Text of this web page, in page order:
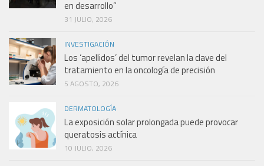
en desarrollo”
31 JULIO, 2026
INVESTIGACIÓN
Los ‘apellidos’ del tumor revelan la clave del
tratamiento en la oncología de precisión
5 AGOSTO, 2026
DERMATOLOGÍA
La exposición solar prolongada puede provocar
queratosis actínica
10 JULIO, 2026